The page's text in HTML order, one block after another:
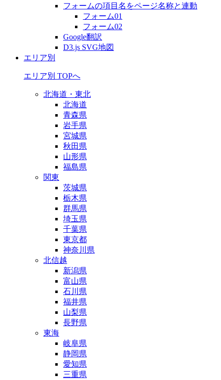
フォームの項目名をページ名称と連動
フォーム01
フォーム02
Google翻訳
D3.js SVG地図
エリア別
エリア別 TOPへ
北海道・東北
北海道
青森県
岩手県
宮城県
秋田県
山形県
福島県
関東
茨城県
栃木県
群馬県
埼玉県
千葉県
東京都
神奈川県
北信越
新潟県
富山県
石川県
福井県
山梨県
長野県
東海
岐阜県
静岡県
愛知県
三重県